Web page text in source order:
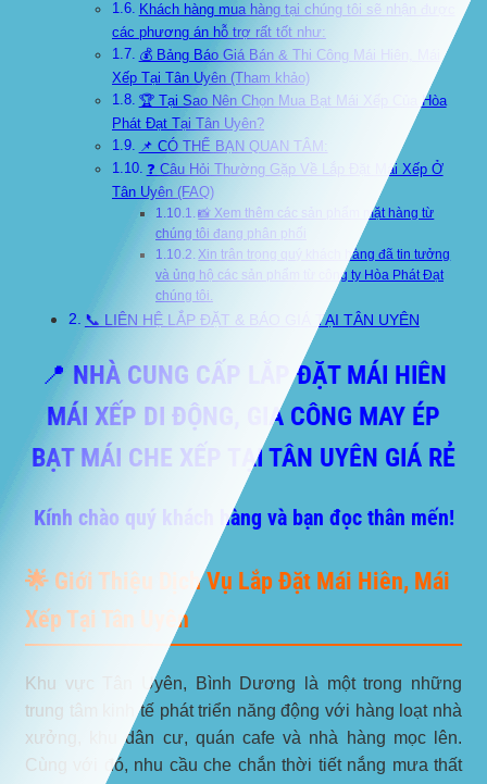
Khách hàng mua hàng tại chúng tôi sẽ nhận được
các phương án hỗ trợ rất tốt như:
💰 Bảng Báo Giá Bán & Thi Công Mái Hiên, Mái
Xếp Tại Tân Uyên (Tham khảo)
🏆 Tại Sao Nên Chọn Mua Bạt Mái Xếp Của Hòa
Phát Đạt Tại Tân Uyên?
📌 CÓ THỂ BẠN QUAN TÂM:
❓ Câu Hỏi Thường Gặp Về Lắp Đặt Mái Xếp Ở
Tân Uyên (FAQ)
📸 Xem thêm các sản phẩm mặt hàng từ
chúng tôi đang phân phối
Xin trân trọng quý khách hàng đã tin tưởng
và ủng hộ các sản phẩm từ công ty Hòa Phát Đạt
chúng tôi.
📞 LIÊN HỆ LẮP ĐẶT & BÁO GIÁ TẠI TÂN UYÊN
📍 NHÀ CUNG CẤP LẮP ĐẶT MÁI HIÊN
MÁI XẾP DI ĐỘNG, GIA CÔNG MAY ÉP
BẠT MÁI CHE XẾP TẠI TÂN UYÊN GIÁ RẺ
Kính chào quý khách hàng và bạn đọc thân mến!
🌟 Giới Thiệu Dịch Vụ Lắp Đặt Mái Hiên, Mái
Xếp Tại Tân Uyên
Khu vực Tân Uyên, Bình Dương là một trong những
trung tâm kinh tế phát triển năng động với hàng loạt nhà
xưởng, khu dân cư, quán cafe và nhà hàng mọc lên.
Cùng với đó, nhu cầu che chắn thời tiết nắng mưa thất